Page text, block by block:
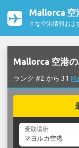
Mallorca 空
主な空港情報およ
Mallorca 空港
ランク #2 から 31
受取場所